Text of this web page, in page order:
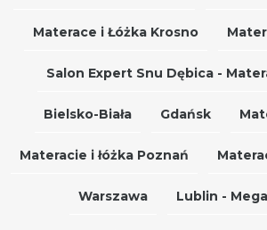
Materace i Łóżka Krosno
Salon Expert Snu Dębica -
Bielsko-Biała Gdańsk
Materacie i łóżka Poznań
Warszawa Lublin -